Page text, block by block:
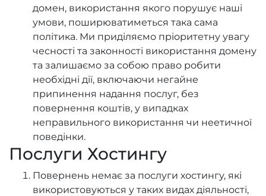
домен, використання якого порушує наші
умови, поширюватиметься така сама
політика. Ми приділяємо пріоритетну увагу
чесності та законності використання домену
та залишаємо за собою право робити
необхідні дії, включаючи негайне
припинення надання послуг, без
повернення коштів, у випадках
неправильного використання чи неетичної
поведінки.
Послуги Хостингу
Повернень немає за послуги хостингу, які
використовуються у таких видах діяльності,